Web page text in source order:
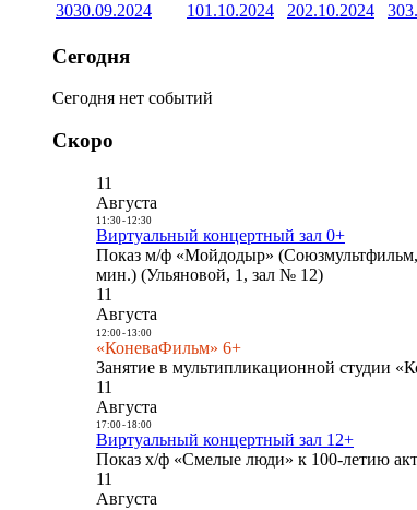
3030.09.2024 101.10.2024 202.10.2024 3
Сегодня
Сегодня нет событий
Скоро
11
Августа
11:30- 12:30
Виртуальный концертный зал 0+
Показ м/ф «Мойдодыр»
мин.) (Ульяновой, 1, зал № 12)
11
Августа
12:00- 13:00
«КоневаФильм» 6+
Занятие в мультипликационной студии
11
Августа
17:00- 18:00
Виртуальный концертный зал 12+
Показ х/ф «Смелые люди» к 100-летию
11
Августа